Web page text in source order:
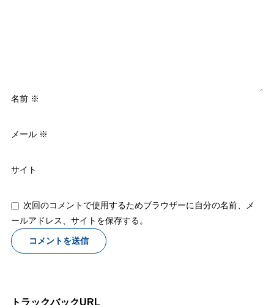
名前 ※
メール ※
サイト
次回のコメントで使用するためブラウザーに自分の名前、メ
ールアドレス、サイトを保存する。
トラックバックURL